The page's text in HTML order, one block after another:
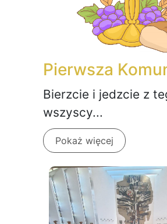
Pierwsza
Bierzcie i jedzcie z
wszyscy...
Pokaż więcej